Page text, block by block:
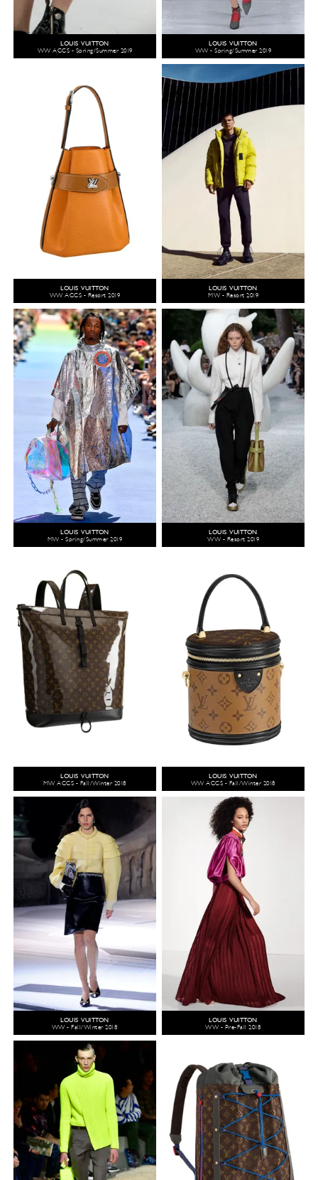
LOUIS VUITTON
WW ACCS - Spring/Summer 2019
LOUIS VUITTON
WW - Spring/Summer 2019
LOUIS VUITTON
WW ACCS - Resort 2019
LOUIS VUITTON
MW - Resort 2019
LOUIS VUITTON
MW - Spring/Summer 2019
LOUIS VUITTON
WW - Resort 2019
LOUIS VUITTON
MW ACCS - Fall/Winter 2018
LOUIS VUITTON
WW ACCS - Fall/Winter 2018
LOUIS VUITTON
WW - Fall/Winter 2018
LOUIS VUITTON
WW - Pre-Fall 2018